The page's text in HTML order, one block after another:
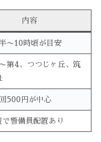
内容
〜10時頃が目安
第4、つつじヶ丘、筑
500円が中心
で警備員配置あり